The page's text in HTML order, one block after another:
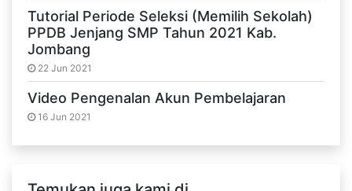
Tutorial Periode Seleksi (Memilih Sekolah)
PPDB Jenjang SMP Tahun 2021 Kab.
Jombang
22 Jun 2021
Video Pengenalan Akun Pembelajaran
16 Jun 2021